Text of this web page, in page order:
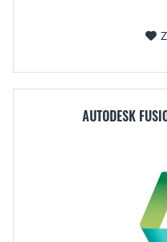
AUTODESK